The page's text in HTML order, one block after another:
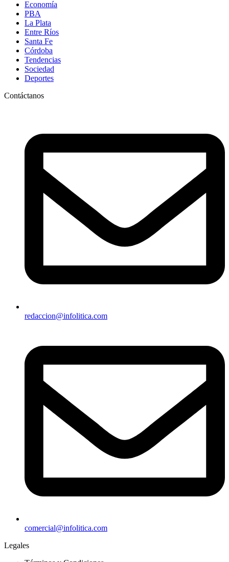
Economía
PBA
La Plata
Entre Ríos
Santa Fe
Córdoba
Tendencias
Sociedad
Deportes
Contáctanos
redaccion@infolitica.com
comercial@infolitica.com
Legales